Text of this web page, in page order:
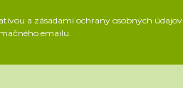
a zásadami ochrany osobných
emailu.